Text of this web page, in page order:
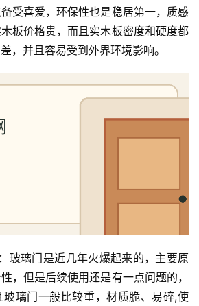
受喜爱，环保性也是稳居第一，质感
板价格贵，而且实木板密度和硬度都
，并且容易受到外界环境影响。
璃门是近几年火爆起来的，主要原
，但是后续使用还是有一点问题的，
玻璃门一般比较重，材质脆、易碎,使